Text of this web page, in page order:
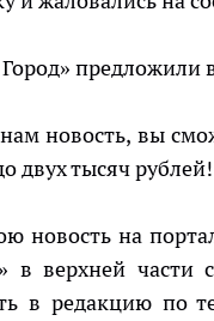
новость, вы
двух тысяч рублей!
новость на
в верхней части
в редакцию по